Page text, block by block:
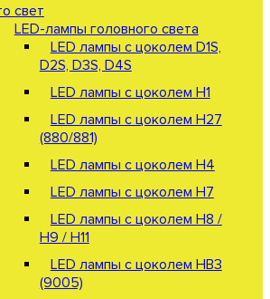
свет
LED-лампы головного света
LED лампы с цоколем D1S,
D2S, D3S, D4S
LED лампы с цоколем H1
LED лампы с цоколем H27
(880/881)
LED лампы с цоколем H4
LED лампы с цоколем H7
LED лампы с цоколем H8 /
H9 / H11
LED лампы с цоколем HB3
(9005)